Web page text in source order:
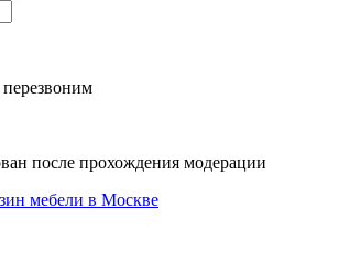
после прохождения модерации
мебели в Москве